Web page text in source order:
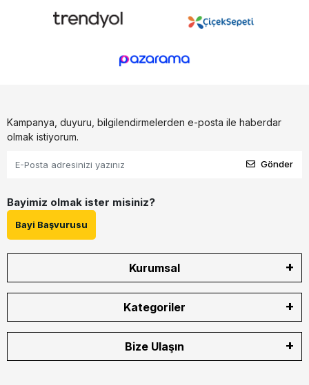
Kampanya, duyuru, bilgilendirmelerden e-posta ile haberdar
olmak istiyorum.
Gönder
Bayimiz olmak ister misiniz?
Bayi Başvurusu
Kurumsal
Kategoriler
Bize Ulaşın